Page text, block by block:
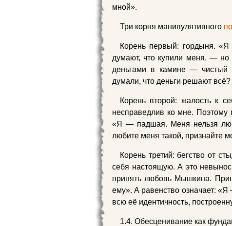
мной».
Три корня манипулятивного
Корень первый: гордыня.
думают, что купили меня, —
деньгами в камине — чистый
думали, что деньги решают
Корень второй: жалость к
несправедлив ко мне.
«Я — падшая. Меня нельзя
любите меня такой, признайте
Корень третий: бегство от
себя настоящую. А это
принять любовь Мышкина.
ему». А равенство означает:
всю её идентичность,
1.4. Обесценивание как